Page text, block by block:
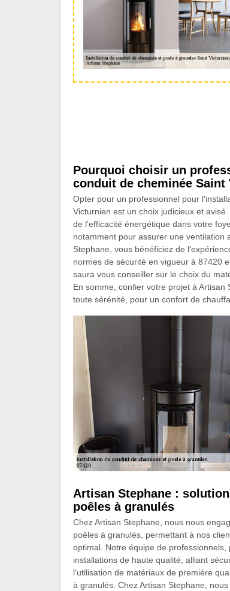
Pourquoi choisir un
conduit de cheminée Saint
Opter pour un professionnel pour
Victurnien est un choix judicieux et
de l'efficacité énergétique dans votre
notamment pour assurer une ventilation
Stephane, vous bénéficiez de
normes de sécurité en vigueur à 87420
saura vous conseiller sur le choix du
En somme, confier votre projet à
toute sérénité, pour un confort de
Artisan Stephane :
poêles à granulés
Chez Artisan Stephane, nous nous
poêles à granulés, permettant à nos
optimal. Notre équipe de
installations de haute qualité, alliant
l'utilisation de matériaux de première
à granulés. Chez Artisan Stephane,